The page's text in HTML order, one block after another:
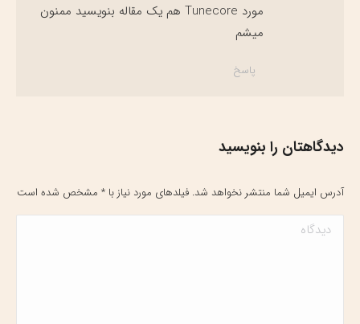
مورد Tunecore هم یک مقاله بنویسید ممنون
میشم
پاسخ
دیدگاهتان را بنویسید
آدرس ایمیل شما منتشر نخواهد شد. فیلدهای مورد نیاز با * مشخص شده است
دیدگاه